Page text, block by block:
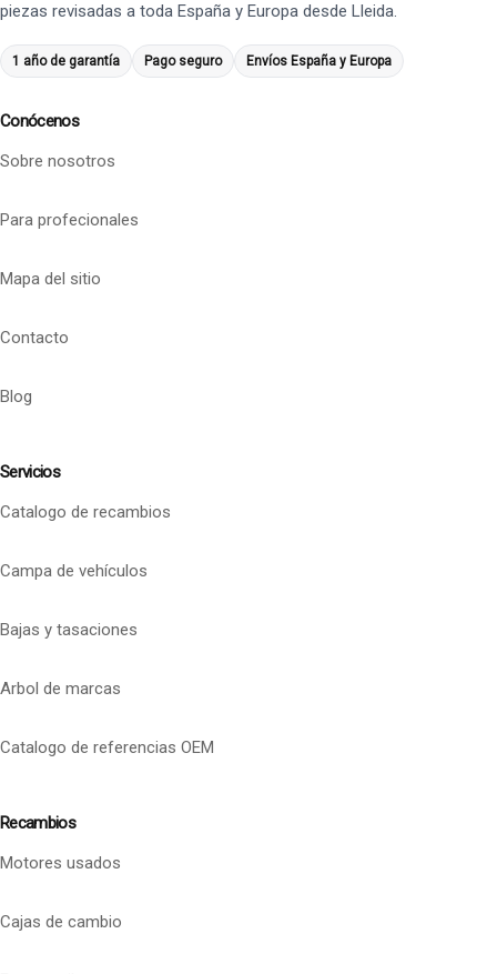
piezas revisadas a toda España y Europa desde Lleida.
1 año de garantía Pago seguro Envíos España y Europa
Conócenos
Sobre nosotros
Para profecionales
Mapa del sitio
Contacto
Blog
Servicios
Catalogo de recambios
Campa de vehículos
Bajas y tasaciones
Arbol de marcas
Catalogo de referencias OEM
Recambios
Motores usados
Cajas de cambio